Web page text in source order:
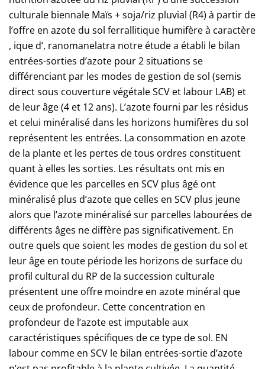
culturale biennale Maïs + soja/riz pluvial (R4) à partir de
l’offre en azote du sol ferrallitique humifère à caractère
, ique d’, ranomanelatra notre étude a établi le bilan
entrées-sorties d’azote pour 2 situations se
différenciant par les modes de gestion de sol (semis
direct sous couverture végétale SCV et labour LAB) et
de leur âge (4 et 12 ans). L’azote fourni par les résidus
et celui minéralisé dans les horizons humifères du sol
représentent les entrées. La consommation en azote
de la plante et les pertes de tous ordres constituent
quant à elles les sorties. Les résultats ont mis en
évidence que les parcelles en SCV plus âgé ont
minéralisé plus d’azote que celles en SCV plus jeune
alors que l’azote minéralisé sur parcelles labourées de
différents âges ne diffère pas significativement. En
outre quels que soient les modes de gestion du sol et
leur âge en toute période les horizons de surface du
profil cultural du RP de la succession culturale
présentent une offre moindre en azote minéral que
ceux de profondeur. Cette concentration en
profondeur de l’azote est imputable aux
caractéristiques spécifiques de ce type de sol. EN
labour comme en SCV le bilan entrées-sortie d’azote